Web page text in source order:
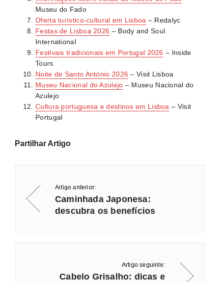
Museu do Fado
Oferta turístico-cultural em Lisboa – Redalyc
Festas de Lisboa 2026 – Body and Soul
International
Festivais tradicionais em Portugal 2026 – Inside
Tours
Noite de Santo António 2026 – Visit Lisboa
Museu Nacional do Azulejo – Museu Nacional do
Azulejo
Cultura portuguesa e destinos em Lisboa – Visit
Portugal
Partilhar Artigo
Artigo anterior:
Caminhada Japonesa:
descubra os benefícios
Artigo seguinte:
Cabelo Grisalho: dicas e